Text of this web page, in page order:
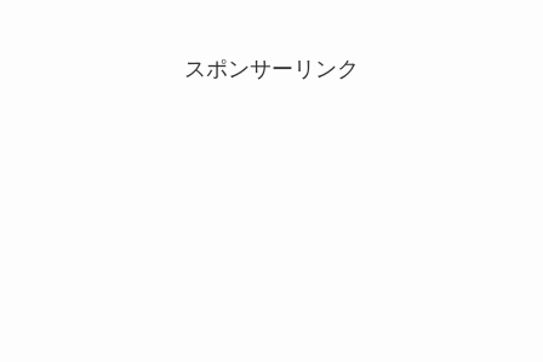
スポンサーリンク